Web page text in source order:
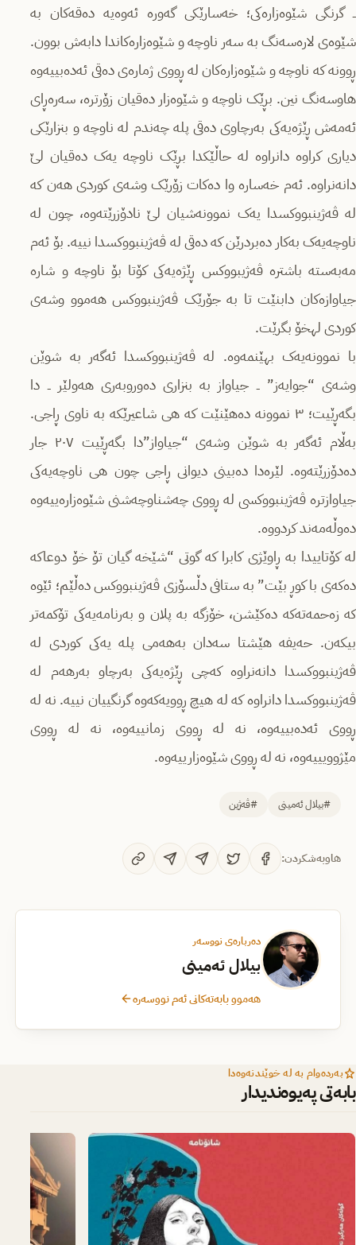
ــ گرنگی شێوەزارەکی؛ خەسارێکی گەورە ئەوەیە دەقەکان بە
شێوەی لارەسەنگ بە سەر ناوچە و شێوەزارەکاندا دابەش بوون.
ڕوونە کە ناوچە و شێوەزارەکان له ڕووی ژمارەی دەقی ئەدەبییەوە
هاوسەنگ نین. بڕێک ناوچە و شێوەزار دەقیان زۆرترە، سەرەڕای
ئەمەش ڕێژەیەکی بەرچاوی دەقی پلە چەندم لە ناوچە و بنزارێکی
دیاری کراوە دانراوە لە حاڵێکدا بڕێک ناوچە یەک دەقیان لێ
دانەنراوە. ئەم خەسارە وا دەکات زۆرێک وشەی کوردی هەن کە
لە ڤەژینبووکسدا یەک نموونەشیان لێ نادۆزرێتەوە، چون لە
ناوچەیەک بەکار دەبردرێن کە دەقی لە ڤەژینبووکسدا نییە. بۆ ئەم
مەبەستە باشترە ڤەژیبووکس ڕێژەیەکی کۆتا بۆ ناوچە و شارە
جیاوازەکان دابنێت تا بە جۆرێک ڤەژینبووکس هەموو وشەی
کوردی لهخۆ بگرێت.
با نموونەیەک بهێنمەوە. لە ڤەژینبووکسدا ئەگەر بە شوێن
وشەی “جوایەز” ــ جیاواز بە بنزاری دەوروبەری هەولێر ــ دا
بگەڕێیت؛ ۳ نموونە دەهێنێت کە هی شاعیرێکە بە ناوی ڕاجی.
بەڵام ئەگەر بە شوێن وشەی “جیاواز”دا بگەڕێیت ۲۰۷ جار
دەدۆزرێتەوە. لێرەدا دەبینی دیوانی ڕاجی چون هی ناوچەیەکی
جیاوازترە ڤەژینبووکسی له ڕووی چەشناوچەشنی شێوەزارەییەوە
دەوڵەمەند کردووە.
لە کۆتاییدا بە ڕاوێژی کابرا کە گوتی “شێخە گیان تۆ خۆ دوعاکە
دەکەی با کوڕ بێت” بە ستافی دڵسۆزی ڤەژینبووکس دەڵێم؛ ئێوە
کە زەحمەتەکە دەکێشن، خۆزگە بە پلان و بەرنامەیەکی تۆکمەتر
بیکەن. حەیفە هێشتا سەدان بەهەمی پلە یەکی کوردی لە
ڤەژینبووکسدا دانەنراوە کەچی ڕێژەیەکی بەرچاو بەرهەم لە
ڤەژینبووکسدا دانراوە کە لە هیچ ڕوویەکەوە گرنگییان نییە. نە لە
ڕووی ئەدەبییەوە، نە لە ڕووی زمانییەوە، نە لە ڕووی
مێژوویییەوە، نە لە ڕووی شێوەزارییەوە.
#بیلال ئەمینی #ڤەژین
هاوبەشکردن:
دەربارەی نووسەر
بیلال ئەمینی
هەموو بابەتەکانی ئەم نووسەرە
بەردەوام بە لە خوێندنەوەدا
بابەتی پەیوەندیدار